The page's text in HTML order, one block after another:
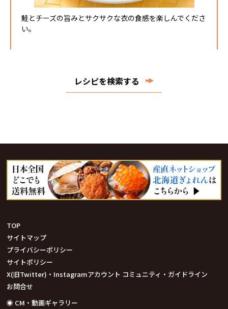
鮭とチーズの旨みとサクサクな衣の食感を楽しんでくださ
い。
レシピを検索する
TOP
サイトマップ
プライバシーポリシー
サイトポリシー
X(旧Twitter)・Instagramアカウント コミュニティ・ガイドライン
お問合せ
◉ CM・動画ギャラリー